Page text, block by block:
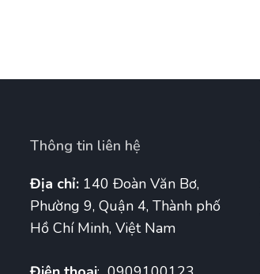
Thông tin liên hệ
Địa chỉ: 140 Đoàn Văn Bơ,
Phường 9, Quận 4, Thành phố
Hồ Chí Minh, Việt Nam